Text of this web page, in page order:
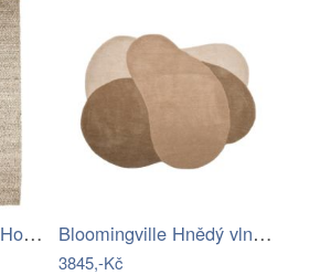
Šedý koberec Kave Home Lubrin 200 x 300… Bloomingville Hnědý vlněný koberec…
3845,-Kč